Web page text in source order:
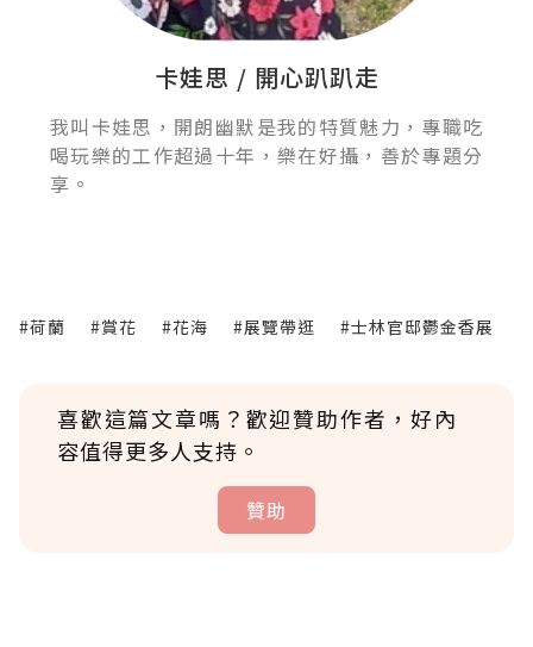
卡娃思 / 開心趴趴走
我叫卡娃思，開朗幽默是我的特質魅力，專職吃
喝玩樂的工作超過十年，樂在好攝，善於專題分
享。
#荷蘭 #賞花 #花海 #展覽帶逛 #士林官邸鬱金香展
喜歡這篇文章嗎？歡迎贊助作者，好內
容值得更多人支持。
贊助